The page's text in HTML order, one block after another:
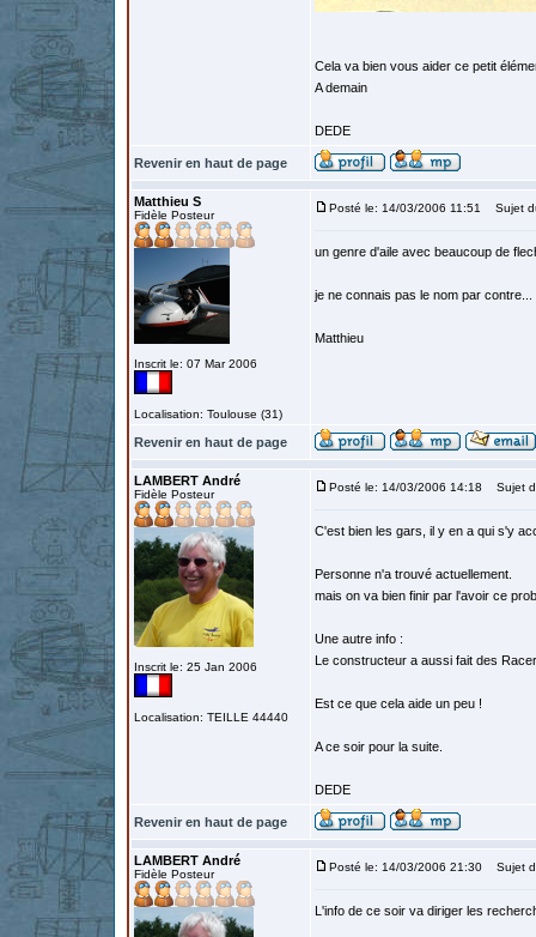
Cela va bien vous aider ce petit
A demain
DEDE
Revenir en haut de page
Matthieu S
Fidèle Posteur
Inscrit le: 07 Mar 2006
Localisation: Toulouse (31)
Posté le: 14/03/2006 11:51 Sujet
un genre d'aile avec beaucoup de
je ne connais pas le nom par contre...
Matthieu
Revenir en haut de page
LAMBERT André
Fidèle Posteur
Inscrit le: 25 Jan 2006
Localisation: TEILLE 44440
Posté le: 14/03/2006 14:18 Sujet
C'est bien les gars, il y en a qui s'y
Personne n'a trouvé actuellement.
mais on va bien finir par l'avoir ce
Une autre info :
Le constructeur a aussi fait des
Est ce que cela aide un peu !
A ce soir pour la suite.
DEDE
Revenir en haut de page
LAMBERT André
Fidèle Posteur
Posté le: 14/03/2006 21:30 Sujet
L'info de ce soir va diriger les